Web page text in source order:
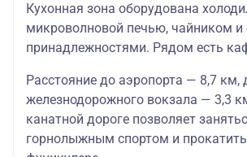
Кухонная зона оборудована
микроволновой печью, чайником
принадлежностями. Рядом есть
Расстояние до аэропорта — 8,7 км,
железнодорожного вокзала — 3,3
канатной дороге позволяет
горнолыжным спортом и